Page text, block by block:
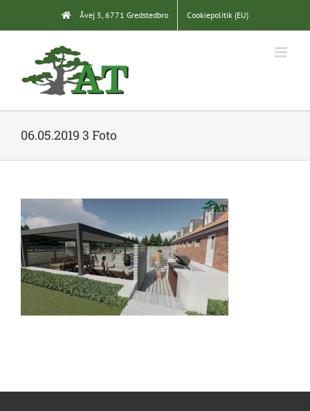
content
Åvej 5, 6771 Gredstedbro Cookiepolitik (EU)
06.05.2019 3 Foto